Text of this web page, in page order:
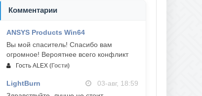
Комментарии
ANSYS Products Win64
Вы мой спаситель! Спасибо вам
огромное! Вероятнее всего конфликт
Гость ALEX (Гости)
LightBurn
03-авг, 18:59